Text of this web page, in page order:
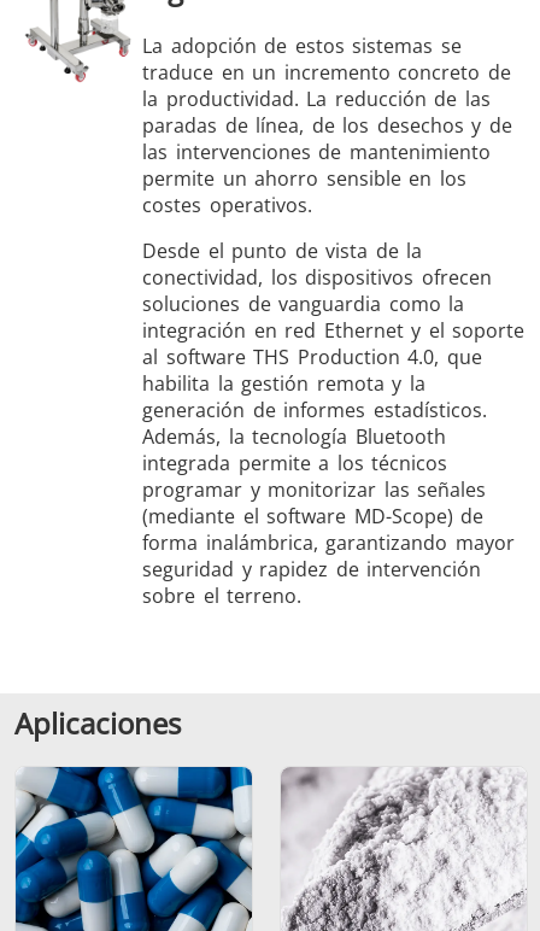
La adopción de estos sistemas se
traduce en un incremento concreto de
la productividad. La reducción de las
paradas de línea, de los desechos y de
las intervenciones de mantenimiento
permite un ahorro sensible en los
costes operativos.
Desde el punto de vista de la
conectividad, los dispositivos ofrecen
soluciones de vanguardia como la
integración en red Ethernet y el soporte
al software THS Production 4.0, que
habilita la gestión remota y la
generación de informes estadísticos.
Además, la tecnología Bluetooth
integrada permite a los técnicos
programar y monitorizar las señales
(mediante el software MD-Scope) de
forma inalámbrica, garantizando mayor
seguridad y rapidez de intervención
sobre el terreno.
Aplicaciones